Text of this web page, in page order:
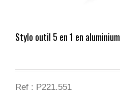
Stylo outil 5 en 1 en aluminium
Ref : P221.551